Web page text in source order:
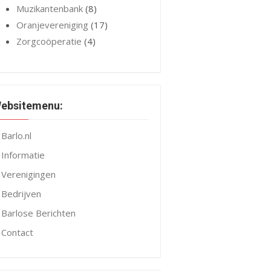
Muzikantenbank (8)
Oranjevereniging (17)
Zorgcoöperatie (4)
Barlo.nl
Informatie
Verenigingen
Bedrijven
Barlose Berichten
Contact